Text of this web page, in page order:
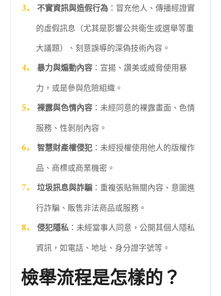
不實資訊與造假行為：冒充他人、傳播經證實
的虛假訊息（尤其是影響公共衛生或選舉等重
大議題）、刻意誤導的深偽技術內容。
暴力與煽動內容：宣揚、讚美或威脅使用暴
力，或是參與危險組織。
裸露與色情內容：未經同意的裸露畫面、色情
服務、性剝削內容。
智慧財產權侵犯：未經授權使用他人的版權作
品、商標或商業機密。
垃圾訊息與詐騙：重複張貼無關內容、意圖進
行詐騙、販售非法商品或服務。
侵犯隱私：未經當事人同意，公開其個人隱私
資訊，如電話、地址、身分證字號等。
檢舉流程是怎樣的？